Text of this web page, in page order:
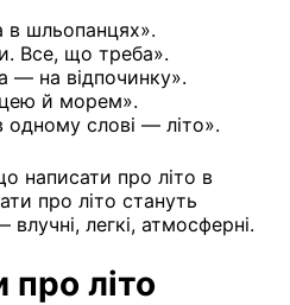
в шльопанцях».
Все, що треба».
— на відпочинку».
й морем».
одному слові — літо».
написати про літо в
про літо стануть
легкі, атмосферні.
про літо